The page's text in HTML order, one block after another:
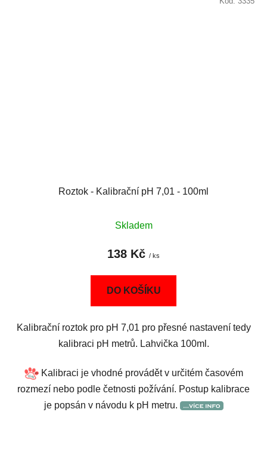
Roztok - Kalibrační pH 7,01 - 100ml
Skladem
138 Kč / ks
DO KOŠÍKU
Kalibrační roztok pro pH 7,01 pro přesné nastavení tedy
kalibraci pH metrů. Lahvička 100ml.
Kalibraci je vhodné provádět v určitém časovém
rozmezí nebo podle četnosti požívání. Postup kalibrace
je popsán v návodu k pH metru.